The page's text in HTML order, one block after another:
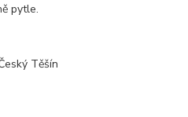
pytle.
Těšín